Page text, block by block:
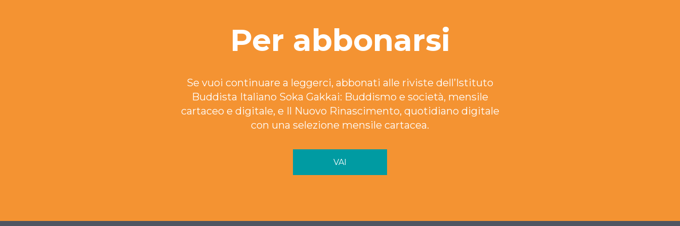
Per abbonarsi
Se vuoi continuare a leggerci, abbonati alle riviste dell’Istituto
Buddista Italiano Soka Gakkai: Buddismo e società, mensile
cartaceo e digitale, e Il Nuovo Rinascimento, quotidiano digitale
con una selezione mensile cartacea.
VAI